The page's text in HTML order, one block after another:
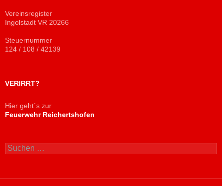
Vereinsregister
Ingolstadt VR 20266
Steuernummer
124 / 108 / 42139
VERIRRT?
Hier geht´s zur
Feuerwehr Reichertshofen
Suchen
nach: